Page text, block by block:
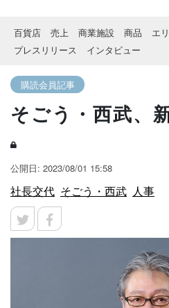
百貨店 売上 商業施設 商品 エ
プレスリリース
インタビュー
購読会員記事
そごう・西武、
公開日: 2023/08/01 15:58
社長交代 そごう・西武 人事